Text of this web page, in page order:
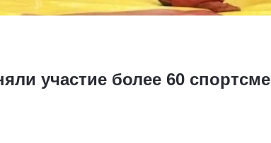
участие более 60